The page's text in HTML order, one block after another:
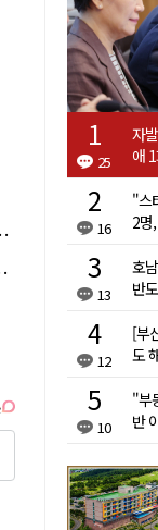
25
자
애
16
"스
2명
13
호
반
12
[부
도
10
"부
반